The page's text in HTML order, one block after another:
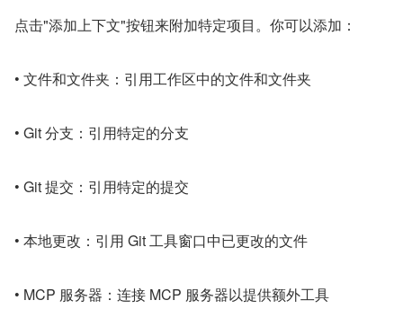
点击"添加上下文"按钮来附加特定项目。你可以添加：
• 文件和文件夹：引用工作区中的文件和文件夹
• Git 分支：引用特定的分支
• Git 提交：引用特定的提交
• 本地更改：引用 Git 工具窗口中已更改的文件
• MCP 服务器：连接 MCP 服务器以提供额外工具